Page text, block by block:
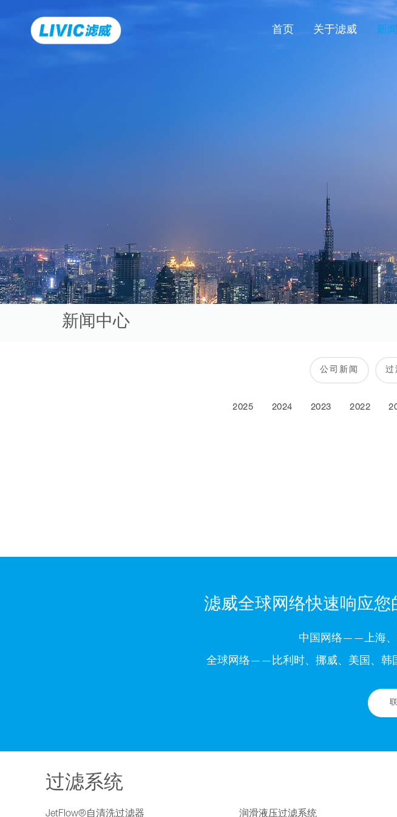
首页 关于滤威 新
新闻中心
公司新闻 过
2025 2024 2023 2022
滤威全球网络快速响应您
中国网络——上海、
全球网络——比利时、挪威、美国、韩
过滤系统
JetFlow®自清洗过滤器 润滑液压过滤系统